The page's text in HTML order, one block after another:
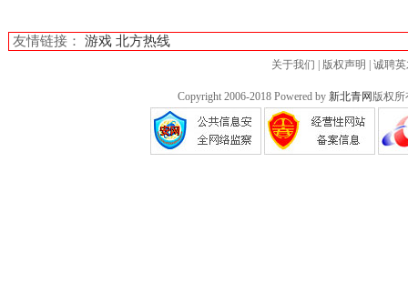
友情链接： 游戏 北方热线
关于我们 版权声明 诚聘
Copyright 2006-2018 Powered by 新北青网 版权